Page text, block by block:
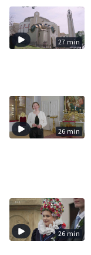
27 min
26 min
26 min